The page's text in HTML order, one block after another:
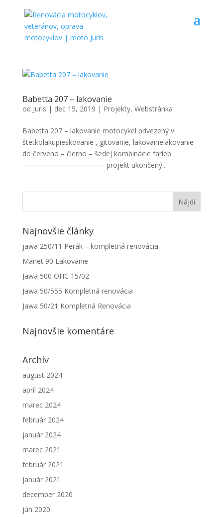
Babetta 207 – lakovanie
od Juris | dec 15, 2019 | Projekty, Webstránka
Babetta 207 – lakovanie motocykel privezený v
štetkolakupieskovanie , gitovanie, lakovanielakovanie
do červeno – čierno – šedej kombinácie farieb
——————————— projekt ukončený...
Najnovšie články
jawa 250/11 Perák – kompletná renovácia
Manet 90 Lakovanie
Jawa 500 OHC 15/02
Jawa 50/555 Kompletná renovácia
Jawa 50/21 Kompletná Renovácia
Najnovšie komentáre
Archív
august 2024
apríl 2024
marec 2024
február 2024
január 2024
marec 2021
február 2021
január 2021
december 2020
jún 2020
Nevyhnutné
sú voliteľné.
Sú potrebné
fungovanie
stránky.
Štatistiky
Aby sme
mohli
funkčnosť
štruktúru
webovej